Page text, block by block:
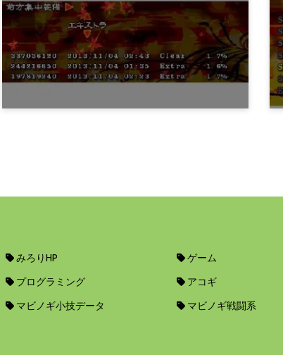
フリーゲーム「アクアリウムス」
みろりHP ゲーム
プログラミング アコギ
マビノギ小技データ マビノギ戦闘系